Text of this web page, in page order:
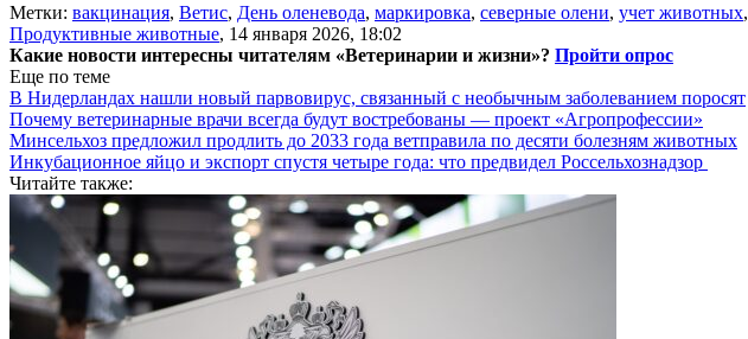
Метки: вакцинация, Ветис, День оленевода, маркировка, северные олени, учет животных,
Продуктивные животные, 14 января 2026, 18:02
Какие новости интересны читателям «Ветеринарии и жизни»? Пройти опрос
Еще по теме
В Нидерландах нашли новый парвовирус, связанный с необычным заболеванием поросят
Почему ветеринарные врачи всегда будут востребованы — проект «Агропрофессии»
Минсельхоз предложил продлить до 2033 года ветправила по десяти болезням животных
Инкубационное яйцо и экспорт спустя четыре года: что предвидел Россельхознадзор
Читайте также: